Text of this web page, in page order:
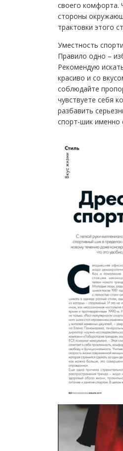
своего комфорта.
стороны
трактовки этого
Уместность
Правило одно –
Рекомендую
красиво и со
соблюдайте
чувствуете себя
разбавить
спорт-шик именно